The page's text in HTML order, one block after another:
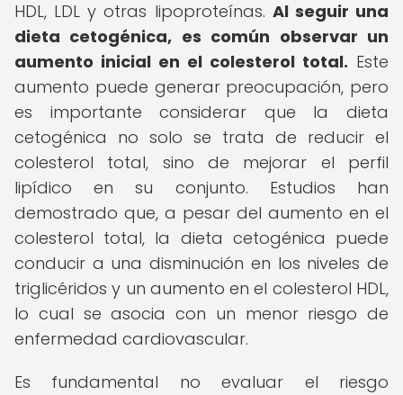
HDL, LDL y otras lipoproteínas. Al seguir una
dieta cetogénica, es común observar un
aumento inicial en el colesterol total. Este
aumento puede generar preocupación, pero
es importante considerar que la dieta
cetogénica no solo se trata de reducir el
colesterol total, sino de mejorar el perfil
lipídico en su conjunto. Estudios han
demostrado que, a pesar del aumento en el
colesterol total, la dieta cetogénica puede
conducir a una disminución en los niveles de
triglicéridos y un aumento en el colesterol HDL,
lo cual se asocia con un menor riesgo de
enfermedad cardiovascular.
Es fundamental no evaluar el riesgo